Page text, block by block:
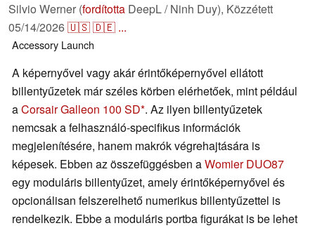
Silvio Werner (fordította DeepL / Ninh Duy), Közzétett
05/14/2026🇺🇸🇩🇪 ...
Accessory Launch
A képernyővel vagy akár érintőképernyővel ellátott
billentyűzetek már széles körben elérhetőek, mint például
aCorsair Galleon 100 SD . Az ilyen billentyűzetek
nemcsak a felhasználó-specifikus információk
megjelenítésére, hanem makrók végrehajtására is
képesek. Ebben az összefüggésben aWomier DUO87
egy moduláris billentyűzet, amely érintőképernyővel és
opcionálisan felszerelhető numerikus billentyűzettel is
rendelkezik. Ebbe a moduláris portba figurákat is be lehet